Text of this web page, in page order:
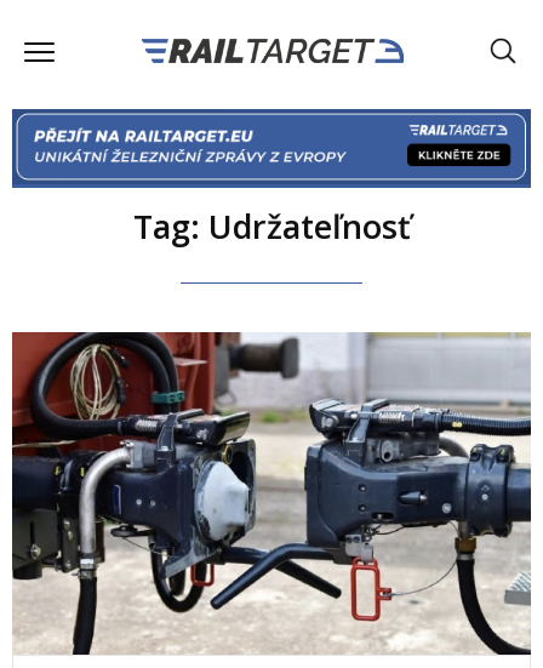
Tag: Udržateľnosť